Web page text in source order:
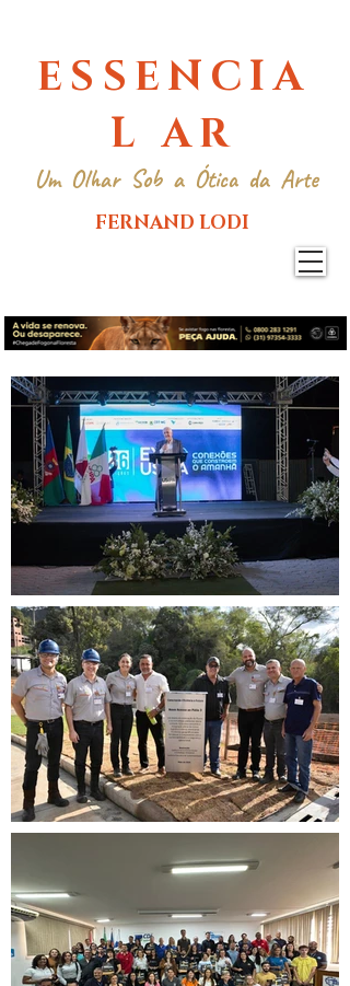
ESSENCIA
L AR
Um Olhar Sob a Ótica da Arte
FERNAND LODI